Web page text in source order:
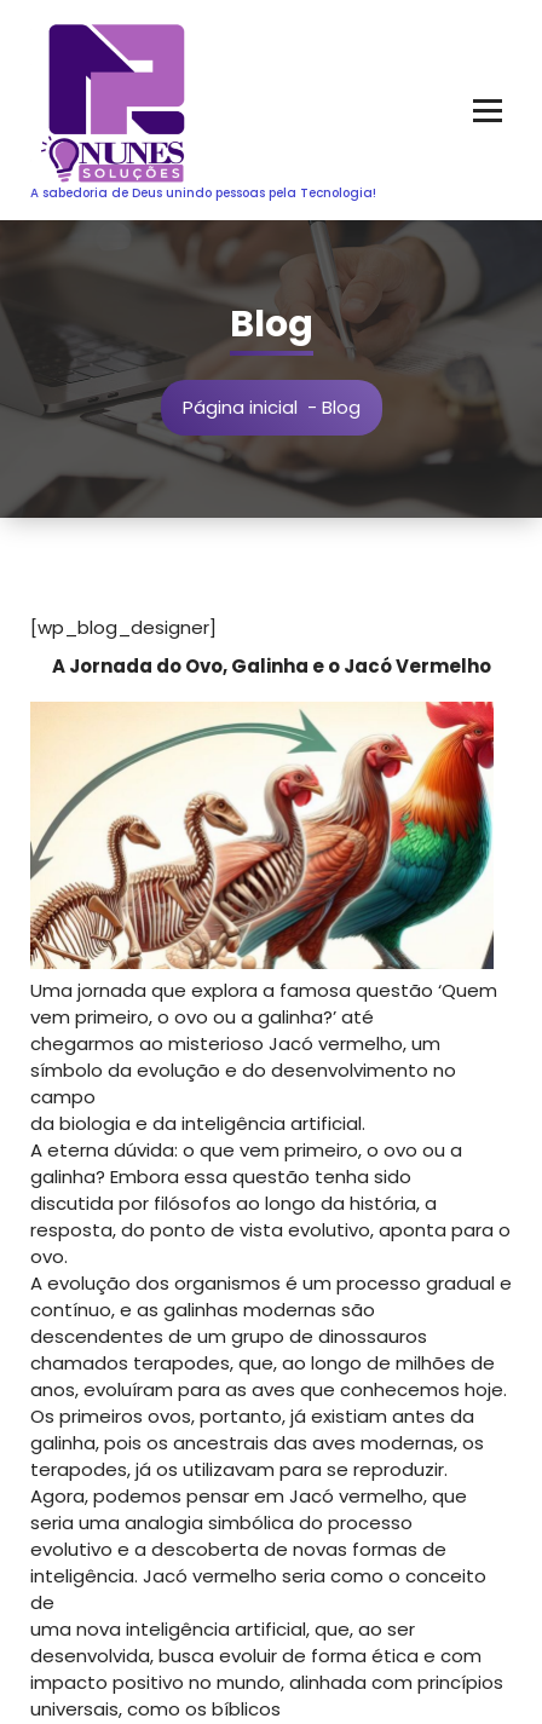
A sabedoria de Deus unindo pessoas pela Tecnologia!
Blog
Página inicial - Blog
[wp_blog_designer]
A Jornada do Ovo, Galinha e o Jacó Vermelho
Uma jornada que explora a famosa questão ‘Quem
vem primeiro, o ovo ou a galinha?’ até
chegarmos ao misterioso Jacó vermelho, um
símbolo da evolução e do desenvolvimento no
campo
da biologia e da inteligência artificial.
A eterna dúvida: o que vem primeiro, o ovo ou a
galinha? Embora essa questão tenha sido
discutida por filósofos ao longo da história, a
resposta, do ponto de vista evolutivo, aponta para o
ovo.
A evolução dos organismos é um processo gradual e
contínuo, e as galinhas modernas são
descendentes de um grupo de dinossauros
chamados terapodes, que, ao longo de milhões de
anos, evoluíram para as aves que conhecemos hoje.
Os primeiros ovos, portanto, já existiam antes da
galinha, pois os ancestrais das aves modernas, os
terapodes, já os utilizavam para se reproduzir.
Agora, podemos pensar em Jacó vermelho, que
seria uma analogia simbólica do processo
evolutivo e a descoberta de novas formas de
inteligência. Jacó vermelho seria como o conceito
de
uma nova inteligência artificial, que, ao ser
desenvolvida, busca evoluir de forma ética e com
impacto positivo no mundo, alinhada com princípios
universais, como os bíblicos